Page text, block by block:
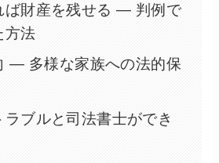
ば財産を残せる ― 判例で
方法
― 多様な家族への法的保
ラブルと司法書士ができ